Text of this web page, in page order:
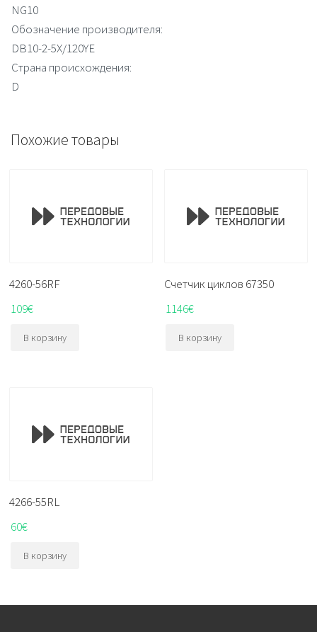
NG10
Обозначение производителя:
DB10-2-5X/120YE
Страна происхождения:
D
Похожие товары
4260-56RF
109€
В корзину
Счетчик циклов 67350
1146€
В корзину
4266-55RL
60€
В корзину